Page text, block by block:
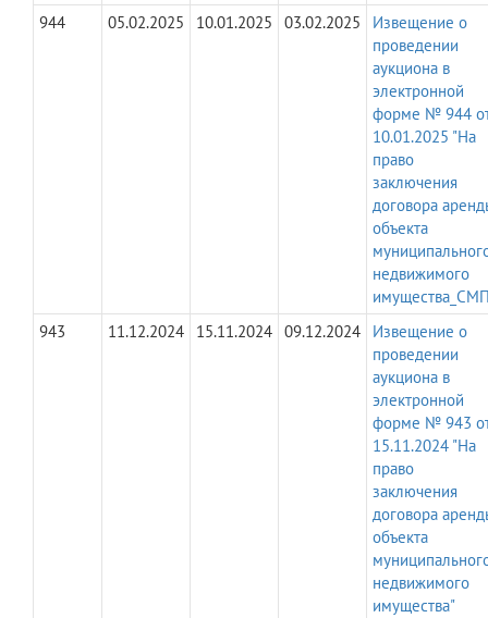
944
05.02.2025 10.01.2025 03.02.2025
Извещение о
проведении
аукциона в
электронной
форме № 944
10.01.2025 "На
право
заключения
договора
объекта
недвижимого
943
11.12.2024 15.11.2024 09.12.2024
Извещение о
проведении
аукциона в
электронной
форме № 943
15.11.2024 "На
право
заключения
договора
объекта
недвижимого
имущества"